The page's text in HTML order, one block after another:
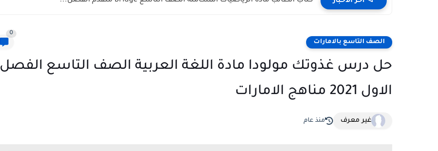
الصف التاسع بالامارات
0
حل درس غذوتك مولودا مادة اللغة العربية الصف التاسع الفصل
الاول 2021 مناهج الامارات
غير معرف منذ عام